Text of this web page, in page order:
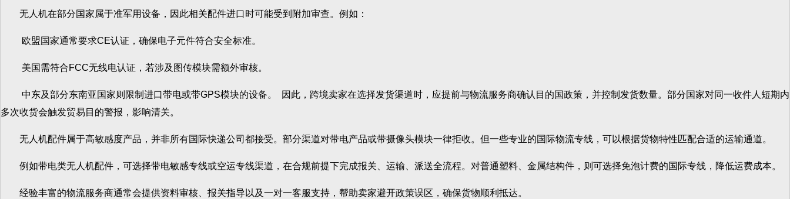
无人机在部分国家属于准军用设备，因此相关配件进口时可能受到附加审查。例如：
欧盟国家通常要求CE认证，确保电子元件符合安全标准。
美国需符合FCC无线电认证，若涉及图传模块需额外审核。
中东及部分东南亚国家则限制进口带电或带GPS模块的设备。 因此，跨境卖家在选择发货渠道时，应提前与物流服务商确认目的国政策，并控制发货数量。部分国家对同一收件人短期内
多次收货会触发贸易目的警报，影响清关。
无人机配件属于高敏感度产品，并非所有国际快递公司都接受。部分渠道对带电产品或带摄像头模块一律拒收。但一些专业的国际物流专线，可以根据货物特性匹配合适的运输通道。
例如带电类无人机配件，可选择带电敏感专线或空运专线渠道，在合规前提下完成报关、运输、派送全流程。对普通塑料、金属结构件，则可选择免泡计费的国际专线，降低运费成本。
经验丰富的物流服务商通常会提供资料审核、报关指导以及一对一客服支持，帮助卖家避开政策误区，确保货物顺利抵达。